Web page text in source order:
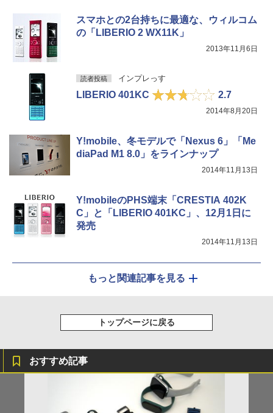
スマホとの2台持ちに最適な、ウィルコム
の「LIBERIO 2 WX11K」
2013年11月6日
読者投稿 インプレっす
LIBERIO 401KC 2.7
2014年8月20日
Y!mobile、冬モデルで「Nexus 6」「Me
diaPad M1 8.0」をラインナップ
2014年11月13日
Y!mobileのPHS端末「CRESTIA 402K
C」と「LIBERIO 401KC」、12月1日に
発売
2014年11月13日
もっと関連記事を見る
トップページに戻る
おすすめ記事